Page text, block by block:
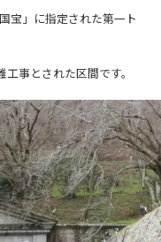
宝」に指定された第一ト
事とされた区間です。